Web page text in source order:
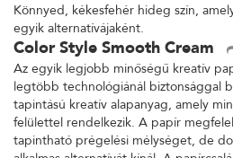
Könnyed, kékesfehér hideg szín,
egyik alternatívájaként.
Color Style Smooth Cream
Az egyik legjobb minőségű kreatív
legtöbb technológiánál biztonsággal
tapintású kreatív alapanyag, amely
felülettel rendelkezik. A papír
tapintható prégelési mélységet, de